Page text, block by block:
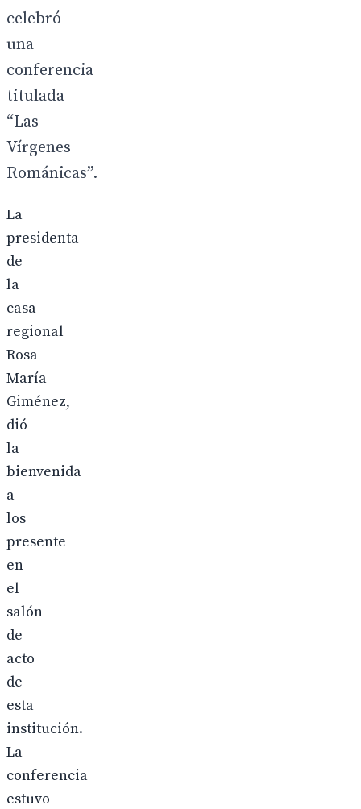
celebró
una
conferencia
titulada
“Las
Vírgenes
Románicas”.
La
presidenta
de
la
casa
regional
Rosa
María
Giménez,
dió
la
bienvenida
a
los
presente
en
el
salón
de
acto
de
esta
institución.
La
conferencia
estuvo